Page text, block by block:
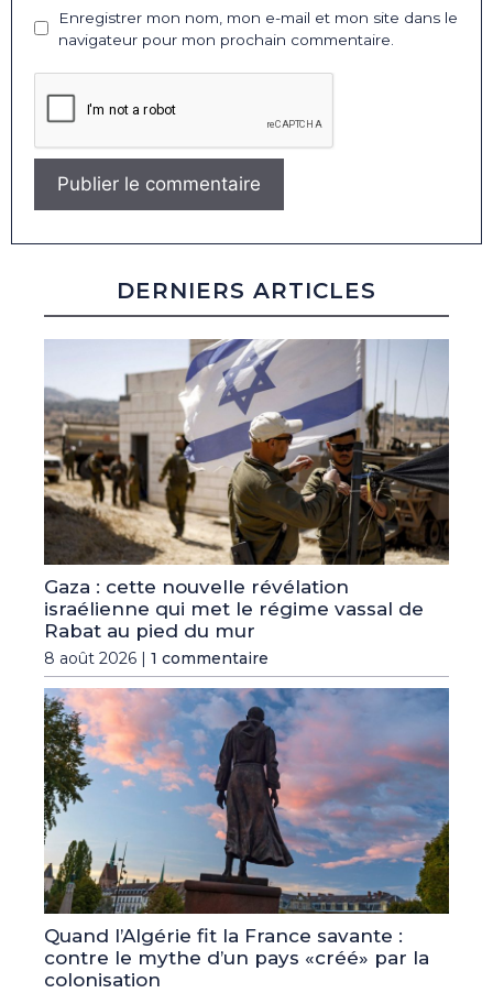
Enregistrer mon nom, mon e-mail et mon site dans le
navigateur pour mon prochain commentaire.
DERNIERS ARTICLES
Gaza : cette nouvelle révélation
israélienne qui met le régime vassal de
Rabat au pied du mur
8 août 2026 | 1 commentaire
Quand l’Algérie fit la France savante :
contre le mythe d’un pays «créé» par la
colonisation